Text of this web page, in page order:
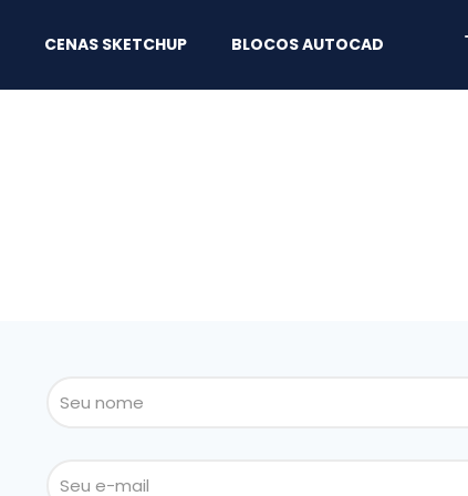
CENAS SKETCHUP BLOCOS AUTOCAD